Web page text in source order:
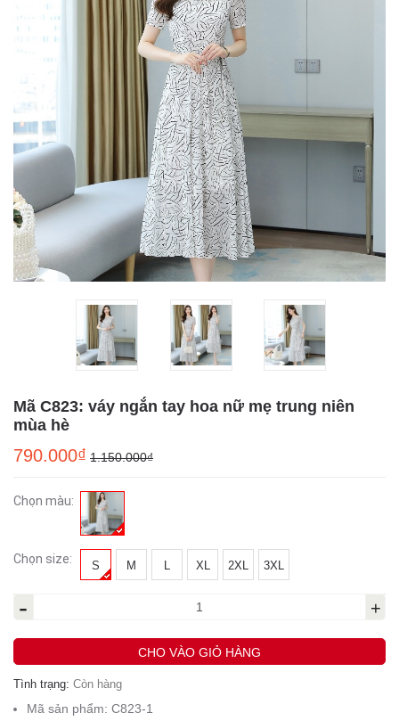
Mã C823: váy ngắn tay hoa nữ mẹ trung niên
mùa hè
790.000₫ 1.150.000₫
Chọn màu:
Chọn size: S M L XL 2XL 3XL
- +
CHO VÀO GIỎ HÀNG
Tình trạng: Còn hàng
Mã sản phẩm: C823-1